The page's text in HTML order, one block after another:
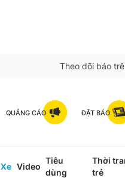
Theo dõi báo
QUẢNG CÁO ĐẶT BÁO
Xe Video
Tiêu
dùng
Thời
trẻ